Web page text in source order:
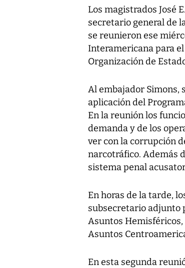
Los magistrados José
secretario general de
se reunieron ese
Interamericana para el
Organización de
Al embajador Simons,
aplicación del
En la reunión los
demanda y de los
ver con la corrupción
narcotráfico. Además
sistema penal
En horas de la tarde,
subsecretario adjunto
Asuntos
Asuntos
En esta segunda